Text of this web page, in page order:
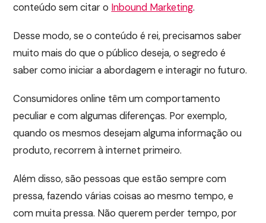
conteúdo sem citar o Inbound Marketing.
Desse modo, se o conteúdo é rei, precisamos saber
muito mais do que o público deseja, o segredo é
saber como iniciar a abordagem e interagir no futuro.
Consumidores online têm um comportamento
peculiar e com algumas diferenças. Por exemplo,
quando os mesmos desejam alguma informação ou
produto, recorrem à internet primeiro.
Além disso, são pessoas que estão sempre com
pressa, fazendo várias coisas ao mesmo tempo, e
com muita pressa. Não querem perder tempo, por